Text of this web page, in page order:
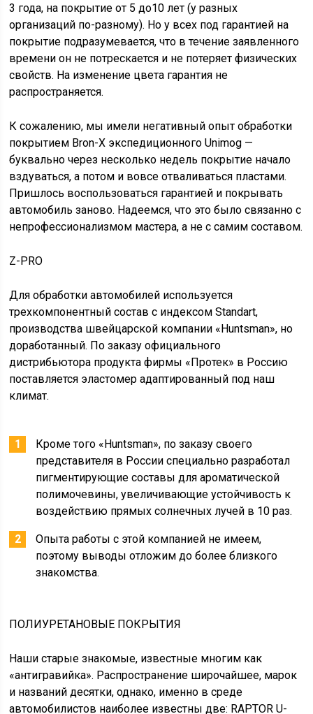
3 года, на покрытие от 5 до10 лет (у разных
организаций по-разному). Но у всех под гарантией на
покрытие подразумевается, что в течение заявленного
времени он не потрескается и не потеряет физических
свойств. На изменение цвета гарантия не
распространяется.
К сожалению, мы имели негативный опыт обработки
покрытием Bron-X экспедиционного Unimog —
буквально через несколько недель покрытие начало
вздуваться, а потом и вовсе отваливаться пластами.
Пришлось воспользоваться гарантией и покрывать
автомобиль заново. Надеемся, что это было связанно с
непрофессионализмом мастера, а не с самим составом.
Z-PRO
Для обработки автомобилей используется
трехкомпонентный состав с индексом Standart,
производства швейцарской компании «Huntsman», но
доработанный. По заказу официального
дистрибьютора продукта фирмы «Протек» в Россию
поставляется эластомер адаптированный под наш
климат.
Кроме того «Huntsman», по заказу своего
представителя в России специально разработал
пигментирующие составы для ароматической
полимочевины, увеличивающие устойчивость к
воздействию прямых солнечных лучей в 10 раз.
Опыта работы с этой компанией не имеем,
поэтому выводы отложим до более близкого
знакомства.
ПОЛИУРЕТАНОВЫЕ ПОКРЫТИЯ
Наши старые знакомые, известные многим как
«антигравийка». Распространение широчайшее, марок
и названий десятки, однако, именно в среде
автомобилистов наиболее известны две: RAPTOR U-